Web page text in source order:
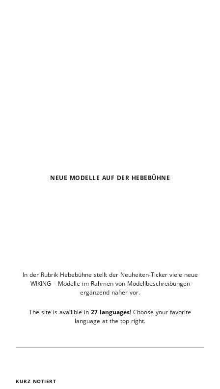
NEUE MODELLE AUF DER HEBEBÜHNE
In der Rubrik Hebebühne stellt der Neuheiten-Ticker viele neue
WIKING – Modelle im Rahmen von Modellbeschreibungen
ergänzend näher vor.
The site is availible in 27 languages! Choose your favorite
language at the top right.
KURZ NOTIERT